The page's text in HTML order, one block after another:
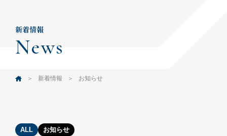
新着情報
News
新着情報 お知らせ
ALL お知らせ